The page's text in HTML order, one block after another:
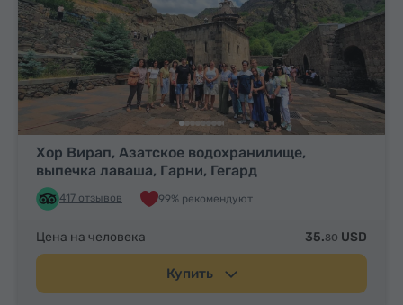
Хор Вирап, Азатское водохранилище,
выпечка лаваша, Гарни, Гегард
417 отзывов 99% рекомендуют
Цена на человека 35.80 USD
Купить